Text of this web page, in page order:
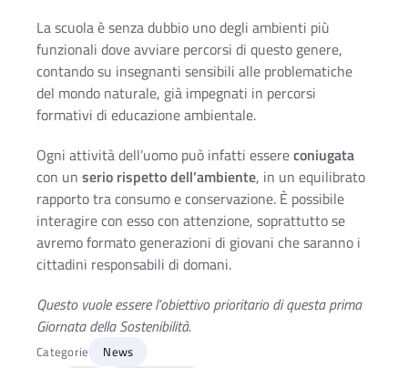
La scuola è senza dubbio uno degli ambienti più
funzionali dove avviare percorsi di questo genere,
contando su insegnanti sensibili alle problematiche
del mondo naturale, già impegnati in percorsi
formativi di educazione ambientale.
Ogni attività dell’uomo può infatti essereconiugata
con un serio rispetto dell’ambiente, in un equilibrato
rapporto tra consumo e conservazione. È possibile
interagire con esso con attenzione, soprattutto se
avremo formato generazioni di giovani che saranno i
cittadini responsabili di domani.
Questo vuole essere l’obiettivo prioritario di questa prima
Giornata della Sostenibilità.
Categorie
News